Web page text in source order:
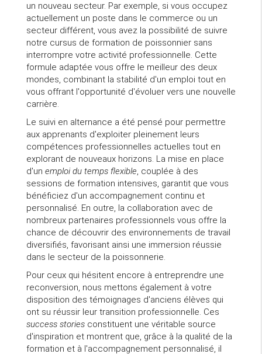
un nouveau secteur. Par exemple, si vous occupez
actuellement un poste dans le commerce ou un
secteur différent, vous avez la possibilité de suivre
notre cursus de formation de poissonnier sans
interrompre votre activité professionnelle. Cette
formule adaptée vous offre le meilleur des deux
mondes, combinant la stabilité d'un emploi tout en
vous offrant l'opportunité d'évoluer vers une nouvelle
carrière.
Le suivi en alternance a été pensé pour permettre
aux apprenants d'exploiter pleinement leurs
compétences professionnelles actuelles tout en
explorant de nouveaux horizons. La mise en place
d'un emploi du temps flexible, couplée à des
sessions de formation intensives, garantit que vous
bénéficiez d'un accompagnement continu et
personnalisé. En outre, la collaboration avec de
nombreux partenaires professionnels vous offre la
chance de découvrir des environnements de travail
diversifiés, favorisant ainsi une immersion réussie
dans le secteur de la poissonnerie.
Pour ceux qui hésitent encore à entreprendre une
reconversion, nous mettons également à votre
disposition des témoignages d'anciens élèves qui
ont su réussir leur transition professionnelle. Ces
success storiesconstituent une véritable source
d'inspiration et montrent que, grâce à la qualité de la
formation et à l'accompagnement personnalisé, il